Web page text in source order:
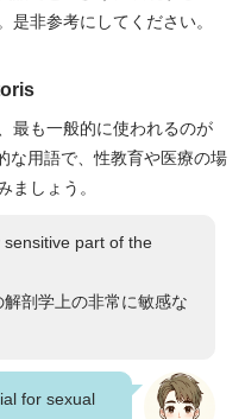
非参考にしてください。
最も一般的に使われるのが
な用語で、性教育や医療の場
ましょう。
part of the
解剖学上の非常に敏感な
for sexual